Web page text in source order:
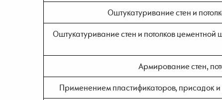
Оштукатуривание стен и
Оштукатуривание стен и потолков цементной
Армирование стен,
Применением пластификаторов, присадок